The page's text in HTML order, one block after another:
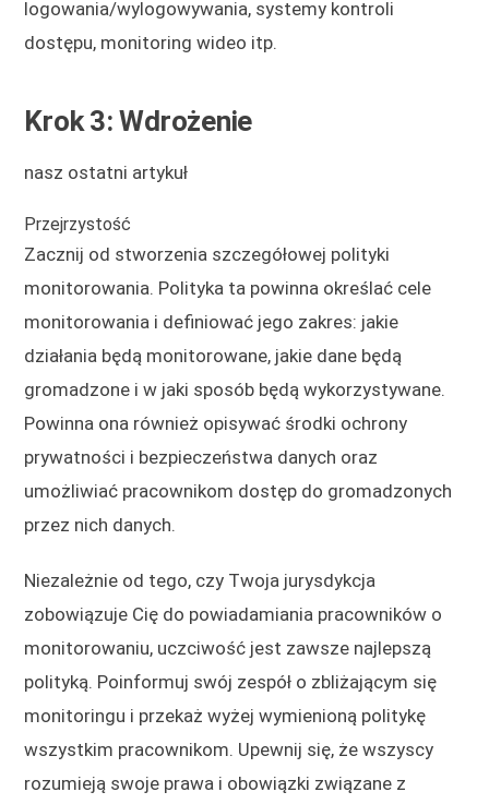
logowania/wylogowywania, systemy kontroli
dostępu, monitoring wideo itp.
Krok 3: Wdrożenie
nasz ostatni artykuł
Przejrzystość
Zacznij od stworzenia szczegółowej polityki
monitorowania. Polityka ta powinna określać cele
monitorowania i definiować jego zakres: jakie
działania będą monitorowane, jakie dane będą
gromadzone i w jaki sposób będą wykorzystywane.
Powinna ona również opisywać środki ochrony
prywatności i bezpieczeństwa danych oraz
umożliwiać pracownikom dostęp do gromadzonych
przez nich danych.
Niezależnie od tego, czy Twoja jurysdykcja
zobowiązuje Cię do powiadamiania pracowników o
monitorowaniu, uczciwość jest zawsze najlepszą
polityką. Poinformuj swój zespół o zbliżającym się
monitoringu i przekaż wyżej wymienioną politykę
wszystkim pracownikom. Upewnij się, że wszyscy
rozumieją swoje prawa i obowiązki związane z